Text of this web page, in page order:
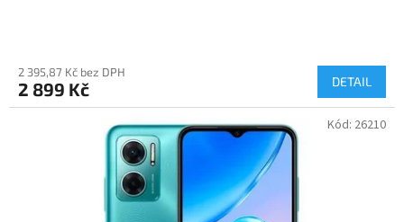
2 395,87 Kč bez DPH
2 899 Kč DETAIL
Kód: 26210